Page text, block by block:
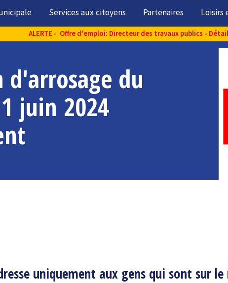
Services aux citoyens Partenaires Loisirs
ALERTE - Offre d'emploi: Directeur des travaux publics -
du
juin 2024
uniquement aux gens qui sont sur le